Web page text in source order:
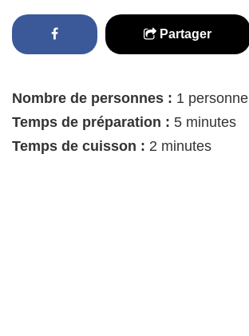
Partager
Nombre de personnes : 1 personne
Temps de préparation : 5 minutes
Temps de cuisson : 2 minutes